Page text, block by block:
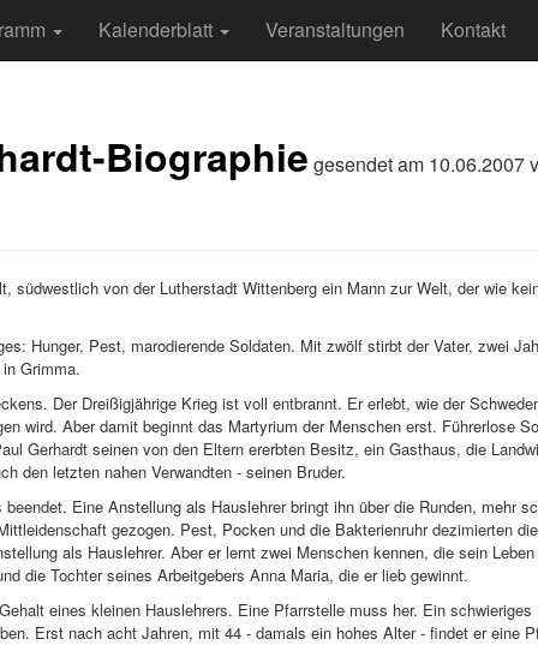
Kalenderblatt Veranstaltungen Kontakt
Biographie gesendet am 10.06.2007
südwestlich von der Lutherstadt Wittenberg ein Mann zur Welt, der wie
Hunger, Pest, marodierende Soldaten. Mit zwölf stirbt der Vater, zwei
Grimma.
Der Dreißigjährige Krieg ist voll entbrannt. Er erlebt, wie der
wird. Aber damit beginnt das Martyrium der Menschen erst. Führerlose
Gerhardt seinen von den Eltern ererbten Besitz, ein Gasthaus, die
den letzten nahen Verwandten - seinen Bruder.
Eine Anstellung als Hauslehrer bringt ihn über die Runden, mehr
gezogen. Pest, Pocken und die Bakterienruhr dezimierten
als Hauslehrer. Aber er lernt zwei Menschen kennen, die sein
die Tochter seines Arbeitgebers Anna Maria, die er lieb gewinnt.
eines kleinen Hauslehrers. Eine Pfarrstelle muss her. Ein
Erst nach acht Jahren, mit 44 - damals ein hohes Alter - findet er eine